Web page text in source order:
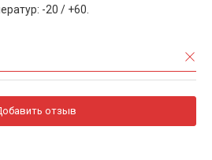
-20 / +60.
отзыв